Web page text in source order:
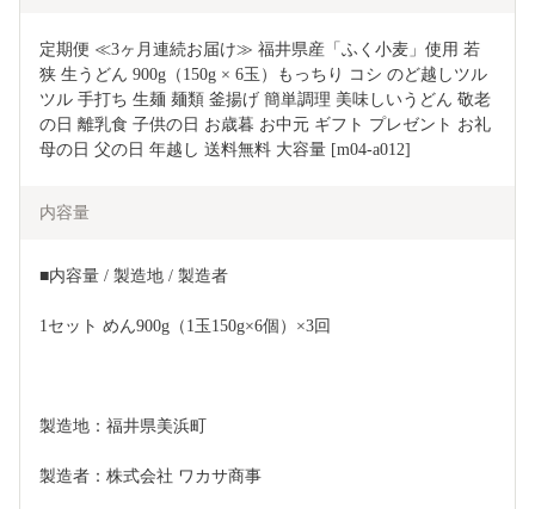
定期便 ≪3ヶ月連続お届け≫ 福井県産「ふく小麦」使用 若
狭 生うどん 900g（150g × 6玉）もっちり コシ のど越しツル
ツル 手打ち 生麺 麺類 釜揚げ 簡単調理 美味しいうどん 敬老
の日 離乳食 子供の日 お歳暮 お中元 ギフト プレゼント お礼
母の日 父の日 年越し 送料無料 大容量 [m04-a012]
内容量
■内容量 / 製造地 / 製造者
1セット めん900g（1玉150g×6個）×3回
製造地：福井県美浜町
製造者：株式会社 ワカサ商事